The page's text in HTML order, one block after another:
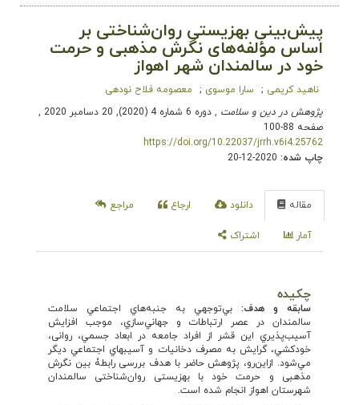
پیش‌بینی بهزیستی روان‌شناختی بر
اساس مؤلفه‌های نگرش مذهبی و حرمت
خود در سالمندان شهر اهواز
ناهید کریمی سارا موسوی
معصومه فلاح‌ نودهی
پژوهش در دین و سلامت , دوره 6 شماره 4 (2020), 20 دسامبر 2020
,
صفحه 88-100
https://doi.org/10.22037/jrrh.v6i4.25762
چاپ شده:
مقاله دانلود ارجاع مراجع
آمار اشتراک
چکیده
سابقه و هدف: بي‌توجهي به جنبه‌هاي اجتماعي سلامت
سالمندان در عصر ارتباطات و جهاني‌سازي، موجب افزایش
آسيب‌پذیري این قشر از افراد جامعه در ابعاد جسمي، روانی،
خودكشي، گرایش به مصرف دخانیات و آسيب­هاي اجتماعي دیگر
مي‌شود. ازاین‌رو، پژوهش حاضر با هدف بررسی رابطۀ بین نگرش
مذهبی و حرمت خود با بهزیستی روان‌شناختی سالمندان
شهرستان اهواز انجام شده است.